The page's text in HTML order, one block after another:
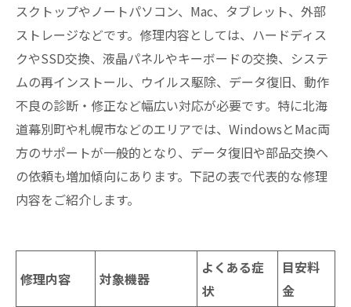
会社概要
関連エリア
対応地域
スクトップやノートパソコン、Mac、タブレット、外部
ストレージなどです。修理内容としては、ハードディス
クやSSD交換、液晶パネルやキーボードの交換、システ
ムの再インストール、ウイルス駆除、データ復旧、動作
不良の診断・修正など幅広い対応が必要です。特に北海
道幕別町や札幌市などのエリアでは、WindowsとMac両
方のサポートが一般的となり、データ復旧や部品交換へ
の依頼も増加傾向にあります。下記の表で代表的な修理
内容をご紹介します。
修理内容 対象機器
よくある症
状
目安料
金